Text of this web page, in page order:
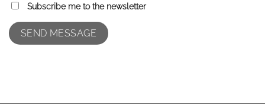
Subscribe me to the newsletter